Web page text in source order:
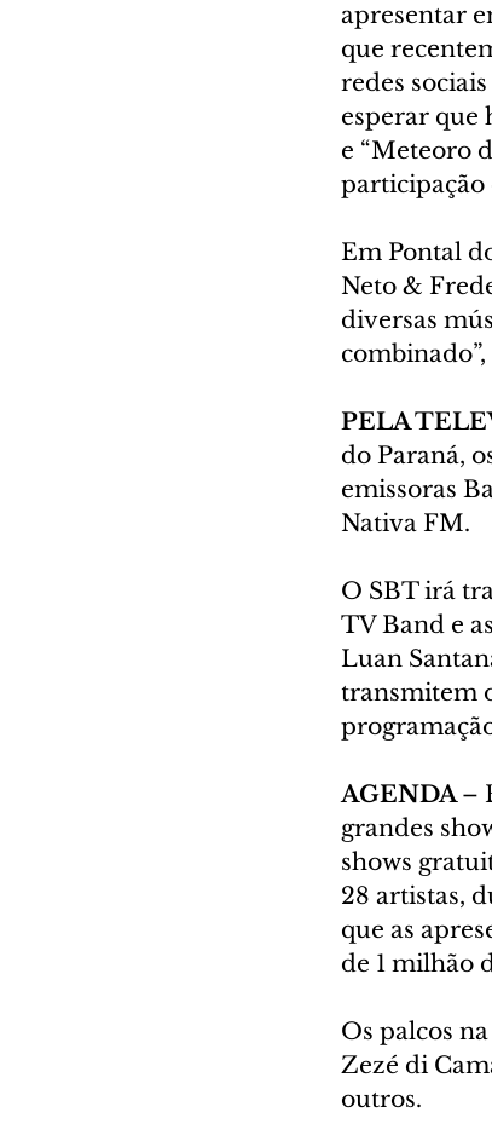
apresentar
que
redes
esperar que
e “Meteoro
participação
Em Pontal
Neto &
diversas
PELA
do Paraná,
emissoras
Nativa FM.
O SBT irá
TV Band e
Luan
transmitem
AGENDA –
grandes
shows
28 artistas,
que as
de 1 milhão
Os palcos
Zezé di
outros.